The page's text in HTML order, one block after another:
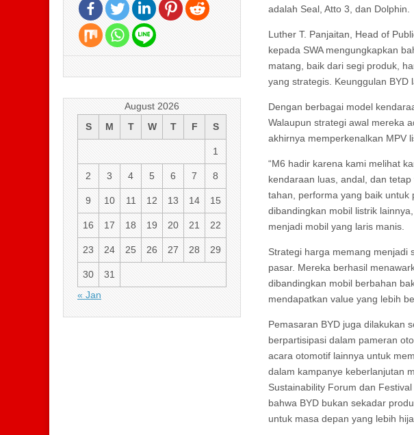
adalah Seal, Atto 3, dan Dolphin.
Luther T. Panjaitan, Head of
kepada SWA mengungkapkan
matang, baik dari segi produk,
yang strategis. Keunggulan BYD
Dengan berbagai model
Walaupun strategi awal mereka
akhirnya memperkenalkan MPV
“M6 hadir karena kami melihat
kendaraan luas, andal, dan
tahan, performa yang baik
dibandingkan mobil listrik
menjadi mobil yang laris manis.
Strategi harga memang menjadi
pasar. Mereka berhasil
dibandingkan mobil berbahan
mendapatkan value yang lebih
Pemasaran BYD juga dilakukan
berpartisipasi dalam pameran
acara otomotif lainnya untuk
dalam kampanye keberlanjutan
Sustainability Forum dan
bahwa BYD bukan sekadar
untuk masa depan yang lebih
August 2026
S
M T W T F S
1
2 3 4 5 6 7 8
9 10 11 12 13 14 15
16 17 18 19 20 21 22
23 24 25 26 27 28 29
30
31
« Jan